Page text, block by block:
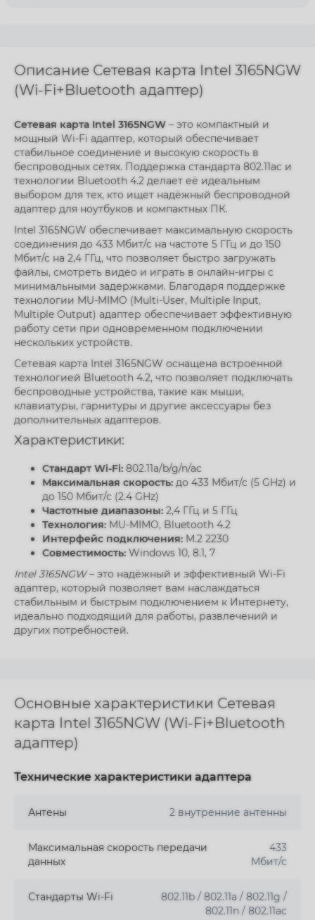
Описание Сетевая карта Intel 3165NGW
(Wi-Fi+Bluetooth адаптер)
Сетевая карта Intel 3165NGW – это компактный и
мощный Wi-Fi адаптер, который обеспечивает
стабильное соединение и высокую скорость в
беспроводных сетях. Поддержка стандарта 802.11ac и
технологии Bluetooth 4.2 делает её идеальным
выбором для тех, кто ищет надёжный беспроводной
адаптер для ноутбуков и компактных ПК.
Intel 3165NGW обеспечивает максимальную скорость
соединения до 433 Мбит/с на частоте 5 ГГц и до 150
Мбит/с на 2,4 ГГц, что позволяет быстро загружать
файлы, смотреть видео и играть в онлайн-игры с
минимальными задержками. Благодаря поддержке
технологии MU-MIMO (Multi-User, Multiple Input,
Multiple Output) адаптер обеспечивает эффективную
работу сети при одновременном подключении
нескольких устройств.
Сетевая карта Intel 3165NGW оснащена встроенной
технологией Bluetooth 4.2, что позволяет подключать
беспроводные устройства, такие как мыши,
клавиатуры, гарнитуры и другие аксессуары без
дополнительных адаптеров.
Характеристики:
Стандарт Wi-Fi: 802.11a/b/g/n/ac
Максимальная скорость: до 433 Мбит/с (5 GHz) и
до 150 Мбит/с (2.4 GHz)
Частотные диапазоны: 2,4 ГГц и 5 ГГц
Технология: MU-MIMO, Bluetooth 4.2
Интерфейс подключения: M.2 2230
Совместимость: Windows 10, 8.1, 7
Intel 3165NGW– это надёжный и эффективный Wi-Fi
адаптер, который позволяет вам наслаждаться
стабильным и быстрым подключением к Интернету,
идеально подходящий для работы, развлечений и
других потребностей.
Основные характеристики Сетевая
карта Intel 3165NGW (Wi-Fi+Bluetooth
адаптер)
Технические характеристики адаптера
Антены 2 внутренние антенны
Максимальная скорость передачи
данных
433
Мбит/с
Стандарты Wi-Fi
802.11b / 802.11a / 802.11g /
802.11n / 802.11ac